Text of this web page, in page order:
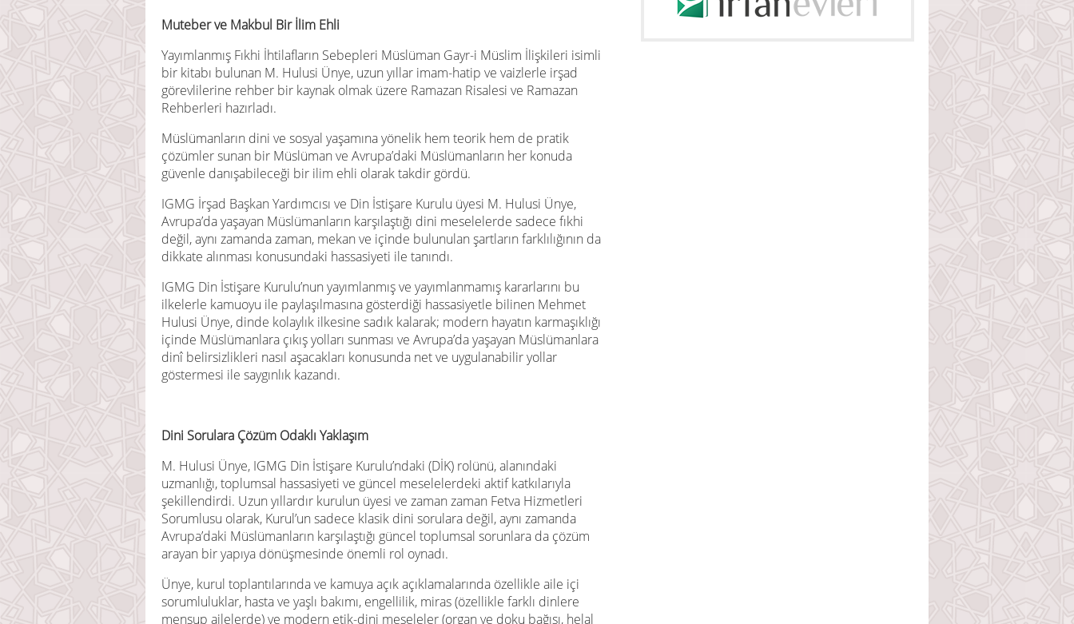
Muteber ve Makbul Bir İlim Ehli
Yayımlanmış Fıkhi İhtilafların Sebepleri Müslüman Gayr-i Müslim İlişkileri isimli
bir kitabı bulunan M. Hulusi Ünye, uzun yıllar imam-hatip ve vaizlerle irşad
görevlilerine rehber bir kaynak olmak üzere Ramazan Risalesi ve Ramazan
Rehberleri hazırladı.
Müslümanların dini ve sosyal yaşamına yönelik hem teorik hem de pratik
çözümler sunan bir Müslüman ve Avrupa’daki Müslümanların her konuda
güvenle danışabileceği bir ilim ehli olarak takdir gördü.
IGMG İrşad Başkan Yardımcısı ve Din İstişare Kurulu üyesi M. Hulusi Ünye,
Avrupa’da yaşayan Müslümanların karşılaştığı dini meselelerde sadece fıkhi
değil, aynı zamanda zaman, mekan ve içinde bulunulan şartların farklılığının da
dikkate alınması konusundaki hassasiyeti ile tanındı.
IGMG Din İstişare Kurulu’nun yayımlanmış ve yayımlanmamış kararlarını bu
ilkelerle kamuoyu ile paylaşılmasına gösterdiği hassasiyetle bilinen Mehmet
Hulusi Ünye, dinde kolaylık ilkesine sadık kalarak; modern hayatın karmaşıklığı
içinde Müslümanlara çıkış yolları sunması ve Avrupa’da yaşayan Müslümanlara
dinî belirsizlikleri nasıl aşacakları konusunda net ve uygulanabilir yollar
göstermesi ile saygınlık kazandı.
Dini Sorulara Çözüm Odaklı Yaklaşım
M. Hulusi Ünye, IGMG Din İstişare Kurulu’ndaki (DİK) rolünü, alanındaki
uzmanlığı, toplumsal hassasiyeti ve güncel meselelerdeki aktif katkılarıyla
şekillendirdi. Uzun yıllardır kurulun üyesi ve zaman zaman Fetva Hizmetleri
Sorumlusu olarak, Kurul’un sadece klasik dini sorulara değil, aynı zamanda
Avrupa’daki Müslümanların karşılaştığı güncel toplumsal sorunlara da çözüm
arayan bir yapıya dönüşmesinde önemli rol oynadı.
Ünye, kurul toplantılarında ve kamuya açık açıklamalarında özellikle aile içi
sorumluluklar, hasta ve yaşlı bakımı, engellilik, miras (özellikle farklı dinlere
mensup ailelerde) ve modern etik-dini meseleler (organ ve doku bağışı, helal